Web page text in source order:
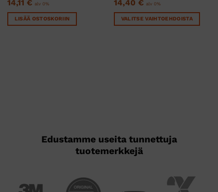
14,11 € alv 0%
LISÄÄ OSTOSKORIIN
14,40 € alv 0%
VALITSE VAIHTOEHDOISTA
Edustamme useita tunnettuja
tuotemerkkejä